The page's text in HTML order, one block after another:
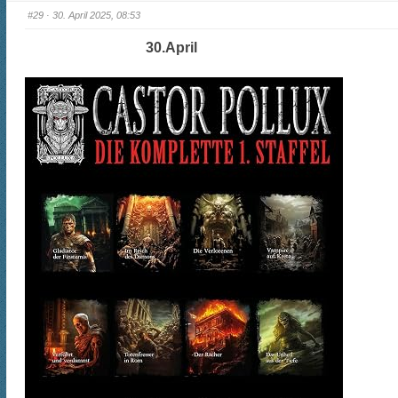
#29 · 30. April 2025, 08:53
30.April